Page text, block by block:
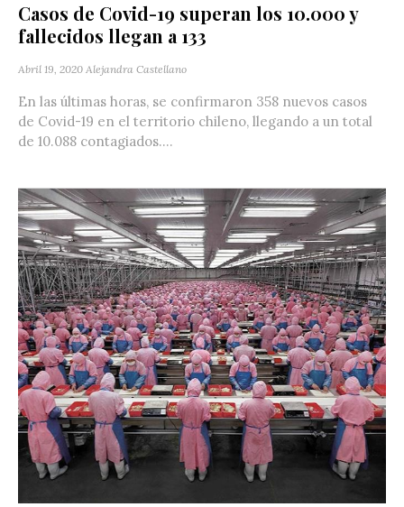
Casos de Covid-19 superan los 10.000 y
fallecidos llegan a 133
Abril 19, 2020 Alejandra Castellano
En las últimas horas, se confirmaron 358 nuevos casos
de Covid-19 en el territorio chileno, llegando a un total
de 10.088 contagiados....